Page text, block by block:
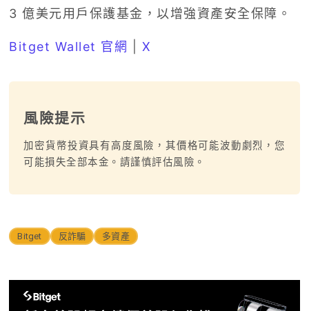
3 億美元用戶保護基金，以增強資產安全保障。
Bitget Wallet 官網 X
風險提示
加密貨幣投資具有高度風險，其價格可能波動劇烈，您
可能損失全部本金。請謹慎評估風險。
Bitget 反詐騙 多資產